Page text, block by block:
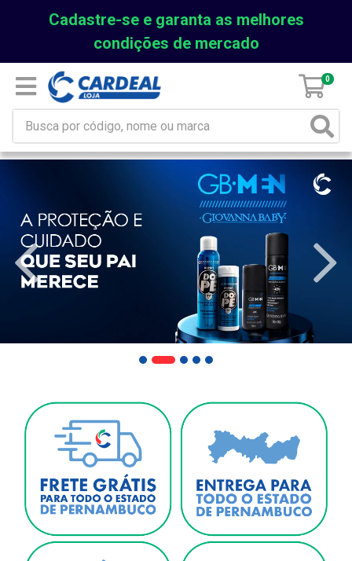
Cadastre-se e garanta as melhores
condições de mercado
0